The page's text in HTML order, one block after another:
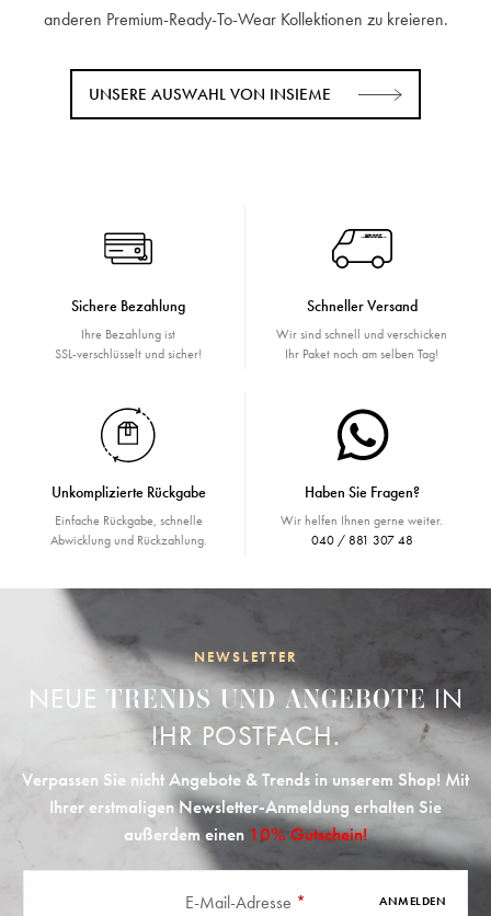
anderen Premium-Ready-To-Wear Kollektionen zu kreieren.
UNSERE AUSWAHL VON INSIEME
Sichere Bezahlung
Ihre Bezahlung ist
SSL-verschlüsselt und sicher!
Schneller Versand
Wir sind schnell und verschicken
Ihr Paket noch am selben Tag!
Unkomplizierte Rückgabe
Einfache Rückgabe, schnelle
Abwicklung und Rückzahlung.
Haben Sie Fragen?
Wir helfen Ihnen gerne weiter.
040 / 881 307 48
NEWSLETTER
NEUE TRENDS UND ANGEBOTEIN
IHR POSTFACH.
Verpassen Sie nicht Angebote & Trends in unserem Shop! Mit
Ihrer erstmaligen Newsletter-Anmeldung erhalten Sie
außerdem einen 10% Gutschein!
E-Mail-Adresse * ANMELDEN